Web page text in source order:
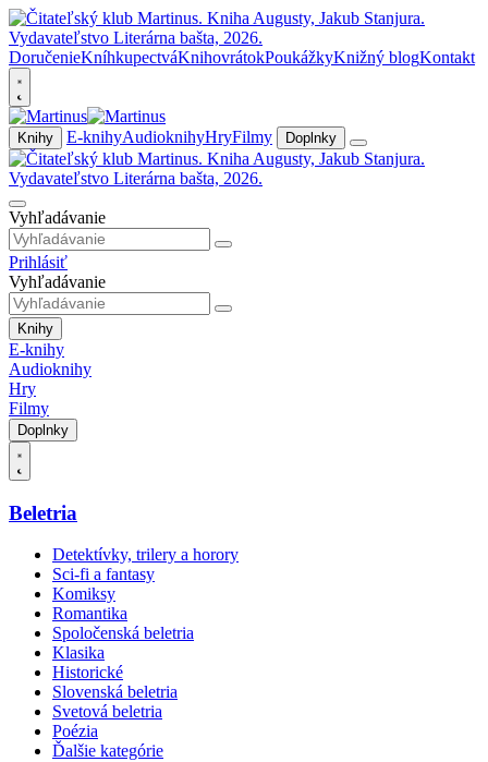
DoručenieKníhkupectváKnihovrátokPoukážkyKnižný blogKontakt
Knihy E-knihyAudioknihyHryFilmy Doplnky
Vyhľadávanie
Prihlásiť
Vyhľadávanie
Knihy
E-knihy
Audioknihy
Hry
Filmy
Doplnky
Beletria
Detektívky, trilery a horory
Sci-fi a fantasy
Komiksy
Romantika
Spoločenská beletria
Klasika
Historické
Slovenská beletria
Svetová beletria
Poézia
Ďalšie kategórie